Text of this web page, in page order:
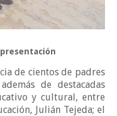
de cientos de padres
de destacadas
y cultural, entre
Julián Tejeda; el